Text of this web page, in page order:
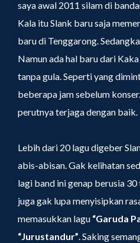
saya awal 2011 silam di
Kala itu Slank baru saja
baru di Tenggarong.
Namun ada hal baru dari
tanpa gula. Seperti yang
beberapa jam sebelum
perutnya terjaga dengan baik.
Lebih dari 20 lagu digeber
abis-abisan. Gak kelihatan
lagi band ini genap berusia 30
juga gak lupa menyisipkan
memasukkan lagu “Garuda
“Jurustandur”. Saking